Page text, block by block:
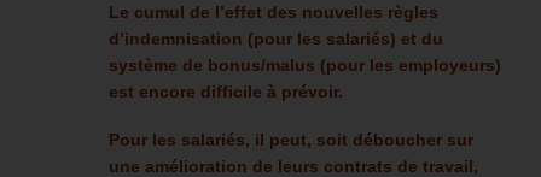
Le cumul de l’effet des nouvelles règles
d’indemnisation (pour les salariés) et du
système de bonus/malus (pour les employeurs)
est encore difficile à prévoir.
Pour les salariés, il peut, soit déboucher sur
une amélioration de leurs contrats de travail,